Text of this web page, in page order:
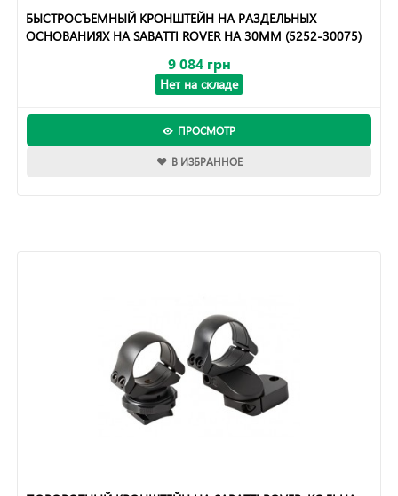
БЫСТРОСЪЕМНЫЙ КРОНШТЕЙН НА РАЗДЕЛЬНЫХ
ОСНОВАНИЯХ НА SABATTI ROVER НА 30ММ (5252-30075)
9 084 грн
Нет на складе
ПРОСМОТР
В ИЗБРАННОЕ